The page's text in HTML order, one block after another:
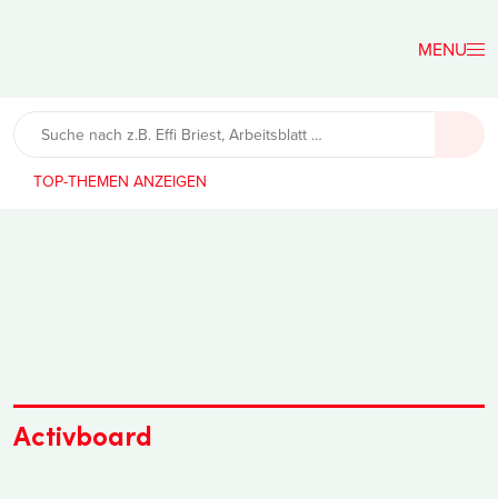
Lehrerfreund
TOP-THEMEN
Activboard